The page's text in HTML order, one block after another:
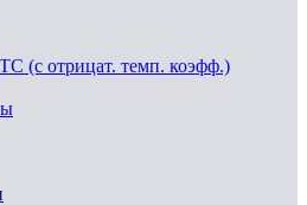
(с отрицат. темп. коэфф.)